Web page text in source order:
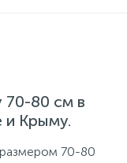
70-80 см в
и Крыму.
70-80